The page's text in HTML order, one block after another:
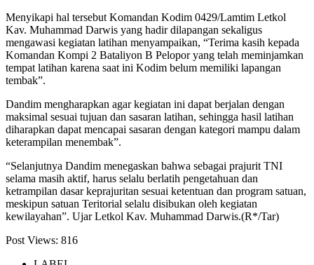
Menyikapi hal tersebut Komandan Kodim 0429/Lamtim Letkol
Kav. Muhammad Darwis yang hadir dilapangan sekaligus
mengawasi kegiatan latihan menyampaikan, “Terima kasih kepada
Komandan Kompi 2 Bataliyon B Pelopor yang telah meminjamkan
tempat latihan karena saat ini Kodim belum memiliki lapangan
tembak”.
Dandim mengharapkan agar kegiatan ini dapat berjalan dengan
maksimal sesuai tujuan dan sasaran latihan, sehingga hasil latihan
diharapkan dapat mencapai sasaran dengan kategori mampu dalam
keterampilan menembak”.
“Selanjutnya Dandim menegaskan bahwa sebagai prajurit TNI
selama masih aktif, harus selalu berlatih pengetahuan dan
ketrampilan dasar keprajuritan sesuai ketentuan dan program satuan,
meskipun satuan Teritorial selalu disibukan oleh kegiatan
kewilayahan”. Ujar Letkol Kav. Muhammad Darwis.(R*/Tar)
Post Views: 816